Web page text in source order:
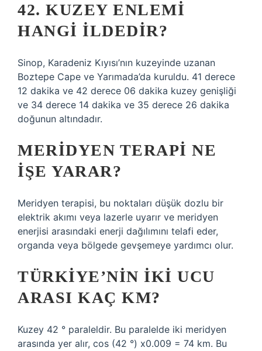
42. KUZEY ENLEMI
HANGI ILDEDIR?
Sinop, Karadeniz Kıyısı’nın kuzeyinde uzanan
Boztepe Cape ve Yarımada’da kuruldu. 41 derece
12 dakika ve 42 derece 06 dakika kuzey genişliği
ve 34 derece 14 dakika ve 35 derece 26 dakika
doğunun altındadır.
MERIDYEN TERAPI NE
IŞE YARAR?
Meridyen terapisi, bu noktaları düşük dozlu bir
elektrik akımı veya lazerle uyarır ve meridyen
enerjisi arasındaki enerji dağılımını telafi eder,
organda veya bölgede gevşemeye yardımcı olur.
TÜRKIYE’NIN IKI UCU
ARASI KAÇ KM?
Kuzey 42 ° paraleldir. Bu paralelde iki meridyen
arasında yer alır, cos (42 °) x0.009 = 74 km. Bu